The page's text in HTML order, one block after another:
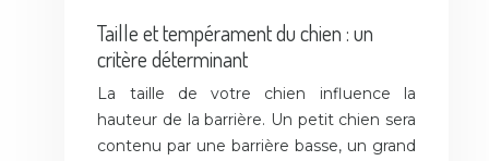
Taille et tempérament du chien : un
critère déterminant
La taille de votre chien influence la
hauteur de la barrière. Un petit chien sera
contenu par une barrière basse, un grand